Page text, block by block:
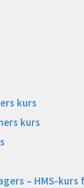
kurs
kurs
– HMS-